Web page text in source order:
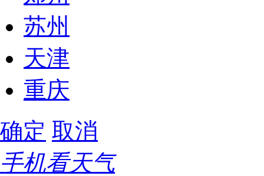
苏州
天津
重庆
确定 取消
手机看天气